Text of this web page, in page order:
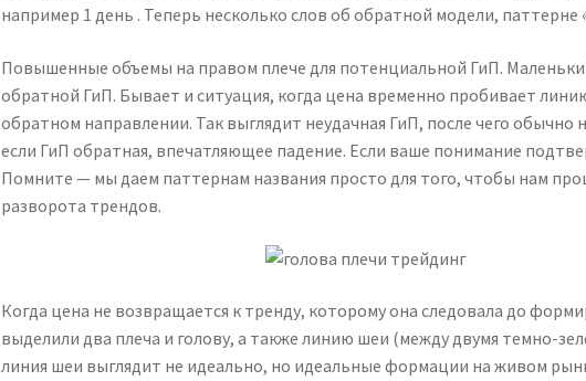
например 1 день . Теперь несколько слов об обратной модели, паттерне
Повышенные объемы на правом плече для потенциальной ГиП.
обратной ГиП. Бывает и ситуация, когда цена временно пробивает
обратном направлении. Так выглядит неудачная ГиП, после чего обычно
если ГиП обратная, впечатляющее падение. Если ваше понимание
Помните — мы даем паттернам названия просто для того, чтобы нам
разворота трендов.
Когда цена не возвращается к тренду, которому она следовала до
выделили два плеча и голову, а также линию шеи (между двумя темно-
линия шеи выглядит не идеально, но идеальные формации на живом